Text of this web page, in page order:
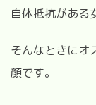
自体抵抗がある
そんなときにオ
顔です。